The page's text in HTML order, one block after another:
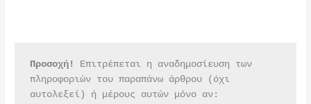
Προσοχή!
Επιτρέπεται η αναδημοσίευση των
πληροφοριών του παραπάνω άρθρου (όχι
αυτολεξεί) ή μέρους αυτών μόνο αν: